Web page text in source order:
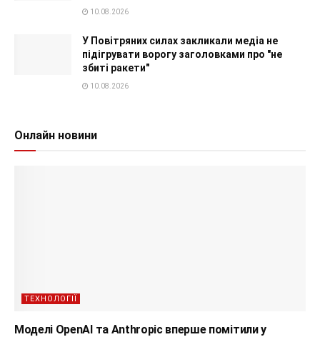
10.08.2026
У Повітряних силах закликали медіа не
підігрувати ворогу заголовками про "не
збиті ракети"
10.08.2026
Онлайн новини
ТЕХНОЛОГІЇ
Моделі OpenAI та Anthropic вперше помітили у